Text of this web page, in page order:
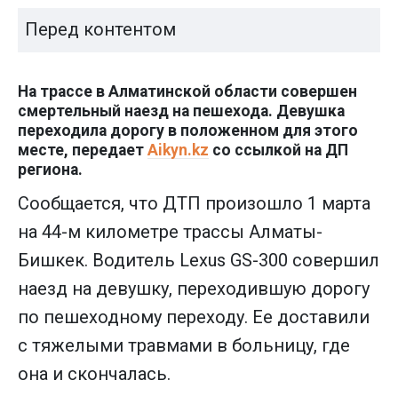
Перед контентом
На трассе в Алматинской области совершен
смертельный наезд на пешехода. Девушка
переходила дорогу в положенном для этого
месте, передает Aikyn.kz со ссылкой на ДП
региона.
Сообщается, что ДТП произошло 1 марта
на 44-м километре трассы Алматы-
Бишкек. Водитель Lexus GS-300 совершил
наезд на девушку, переходившую дорогу
по пешеходному переходу. Ее доставили
с тяжелыми травмами в больницу, где
она и скончалась.